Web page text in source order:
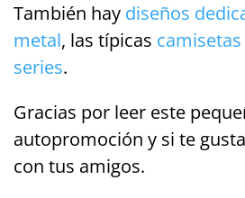
También hay diseños
metal, las típicas
series.
Gracias por leer este
autopromoción y si te
con tus amigos.